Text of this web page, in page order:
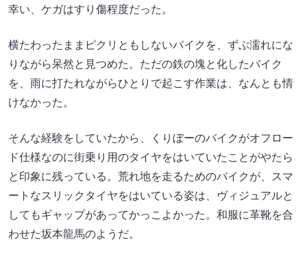
幸い、ケガはすり傷程度だった。
横たわったままピクリともしないバイクを、ずぶ濡れにな
りながら呆然と見つめた。ただの鉄の塊と化したバイク
を、雨に打たれながらひとりで起こす作業は、なんとも情
けなかった。
そんな経験をしていたから、くりぼーのバイクがオフロー
ド仕様なのに街乗り用のタイヤをはいていたことがやたら
と印象に残っている。荒れ地を走るためのバイクが、スマ
ートなスリックタイヤをはいている姿は、ヴィジュアルと
してもギャップがあってかっこよかった。和服に革靴を合
わせた坂本龍馬のようだ。